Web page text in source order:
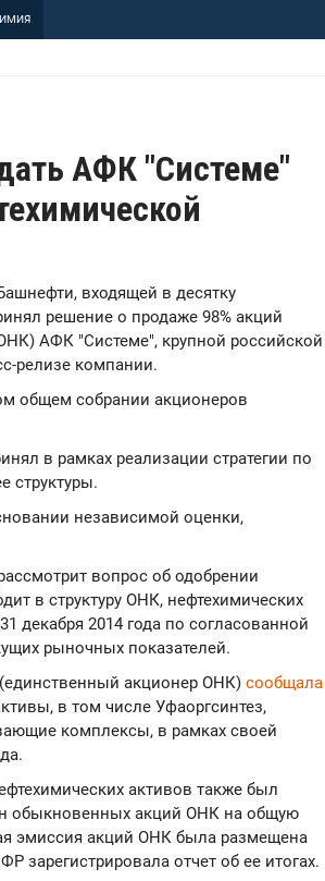
АФК "Системе"
входящей в десятку
решение о продаже 98% акций
АФК "Системе", крупной российской
релизе компании.
общем собрании акционеров
в рамках реализации стратегии по
структуры.
независимой оценки,
вопрос об одобрении
в структуру ОНК, нефтехимических
декабря 2014 года по согласованной
рыночных показателей.
акционер ОНК) сообщала
в том числе Уфаоргсинтез,
комплексы, в рамках своей
активов также был
обыкновенных акций ОНК на общую
эмиссия акций ОНК была размещена
зарегистрировала отчет об ее итогах.